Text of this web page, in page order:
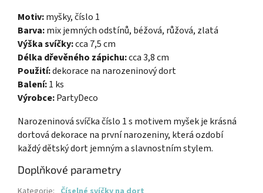
Motiv:myšky, číslo 1
Barva:mix jemných odstínů, béžová, růžová, zlatá
Výška svíčky:cca 7,5 cm
Délka dřevěného zápichu:cca 3,8 cm
Použití:dekorace na narozeninový dort
Balení:1 ks
Výrobce:PartyDeco
Narozeninová svíčka číslo 1 s motivem myšek je krásná
dortová dekorace na první narozeniny, která ozdobí
každý dětský dort jemným a slavnostním stylem.
Doplňkové parametry